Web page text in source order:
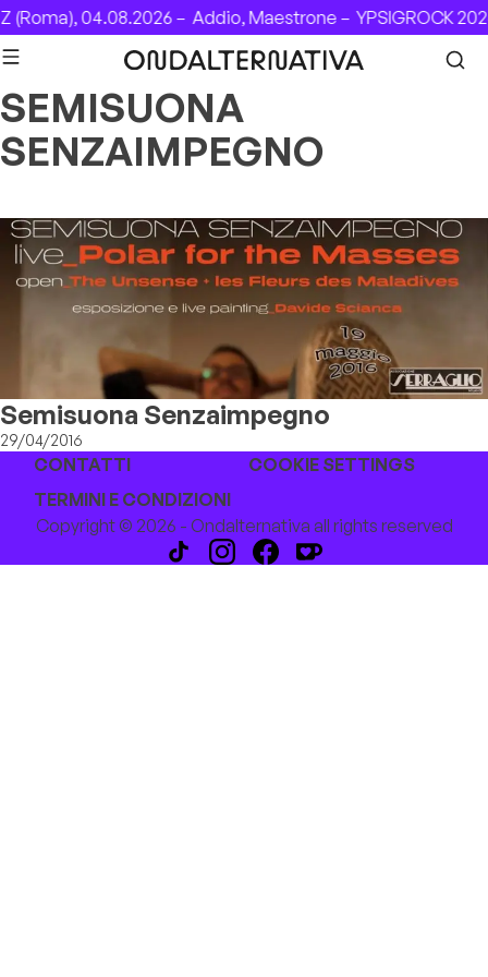
Skip to content
(Roma), 04.08.2026 – Addio, Maestrone – YPSIGROCK
SEMISUONA
SENZAIMPEGNO
Semisuona Senzaimpegno
29/04/2016
CONTATTI
COOKIE SETTINGS
TERMINI E CONDIZIONI
Copyright © 2026 - Ondalternativa all rights reserved